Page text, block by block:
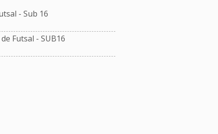
- Sub 16
Futsal - SUB16